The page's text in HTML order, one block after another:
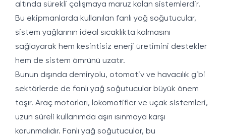
altında sürekli çalışmaya maruz kalan sistemlerdir.
Bu ekipmanlarda kullanılan fanlı yağ soğutucular,
sistem yağlarının ideal sıcaklıkta kalmasını
sağlayarak hem kesintisiz enerji üretimini destekler
hem de sistem ömrünü uzatır.
Bunun dışında demiryolu, otomotiv ve havacılık gibi
sektörlerde de fanlı yağ soğutucular büyük önem
taşır. Araç motorları, lokomotifler ve uçak sistemleri,
uzun süreli kullanımda aşırı ısınmaya karşı
korunmalıdır. Fanlı yağ soğutucular, bu